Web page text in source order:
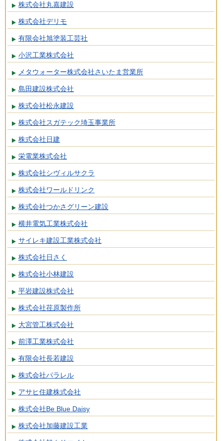
株式会社丸嘉建設
株式会社デリモ
有限会社旭塗装工芸社
小沢工業株式会社
メタウォーター株式会社さいたま営業所
島田建設株式会社
株式会社松永建設
株式会社スガテック埼玉事業所
株式会社日建
栄電業株式会社
株式会社シヴィルサクラ
株式会社ワールドリンク
株式会社つかさグリーン建設
横井電気工業株式会社
サイレキ建設工業株式会社
株式会社日さく
株式会社小林建設
平岩建設株式会社
株式会社荏原製作所
大宮管工株式会社
前澤工業株式会社
有限会社長若建設
株式会社パラレル
アサヒ住建株式会社
株式会社Be Blue Daisy
株式会社加藤建設工業